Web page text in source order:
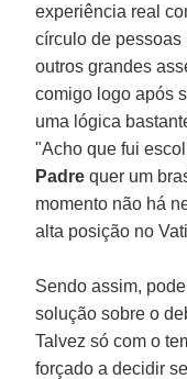
experiência real
círculo de pessoas
outros grandes
comigo logo após
uma lógica
"Acho que fui
Padrequer um
momento não há
alta posição no
Sendo assim,
solução sobre o
Talvez só com o
forçado a decidir